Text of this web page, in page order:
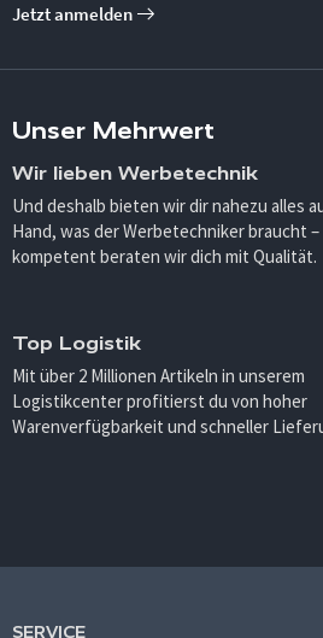
Jetzt anmelden
Unser Mehrwert
Wir lieben Werbetechnik
Und deshalb bieten wir dir nahezu alles
Hand, was der Werbetechniker braucht –
kompetent beraten wir dich mit Qualität.
Top Logistik
Mit über 2 Millionen Artikeln in unserem
Logistikcenter profitierst du von hoher
Warenverfügbarkeit und schneller
SERVICE